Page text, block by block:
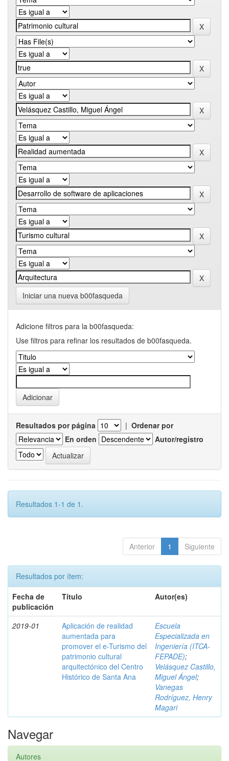
Iniciar una nueva b00fasqueda
Adicione filtros para la b00fasqueda:
Use filtros para refinar los resultados de b00fasqueda.
Resultados por página | Ordenar por
En orden
Autor/registro
Resultados 1-1 de 1.
Anterior 1 Siguiente
Resultados por ítem:
Fecha de
publicación
Título Autor(es)
2019-01
Aplicación de realidad
aumentada para
promover el e-Turismo del
patrimonio cultural
arquitectónico del Centro
Histórico de Santa Ana
Escuela
Especializada en
Ingeniería (ITCA-
FEPADE);
Velásquez Castillo,
Miguel Ángel;
Vanegas
Rodríguez, Henry
Magari
Navegar
Autores